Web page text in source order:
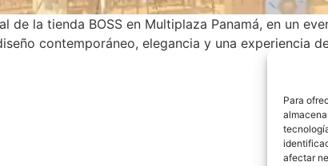
Para
afectar
de la tienda BOSS en Multiplaza Panamá, en un
contemporáneo, elegancia y una experiencia